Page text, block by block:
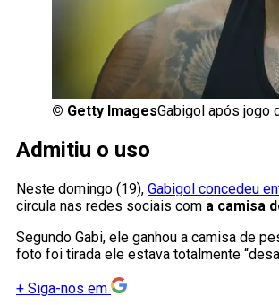
© Getty ImagesGabigol após jogo
Admitiu o uso
Neste domingo (19), Gabigol concedeu
circula nas redes sociais com a camisa
Segundo Gabi, ele ganhou a camisa de
foto foi tirada ele estava totalmente
+ Siga-nos em